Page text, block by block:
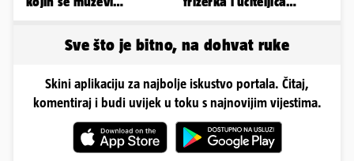
Sve što je bitno, na dohvat ruke
Skini aplikaciju za najbolje iskustvo portala. Čitaj,
komentiraj i budi uvijek u toku s najnovijim vijestima.